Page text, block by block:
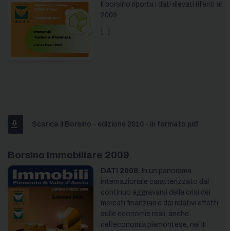
Il borsino riporta i dati rilevati riferiti al
2009.
[...]
Scarica il Borsino - edizione 2010 - in formato pdf
Borsino Immobiliare 2009
DATI 2008. In un panorama
internazionale caratterizzato dal
continuo aggravarsi della crisi dei
mercati finanziari e dei relativi effetti
sulle economie reali, anche
nell’economia piemontese, nel III